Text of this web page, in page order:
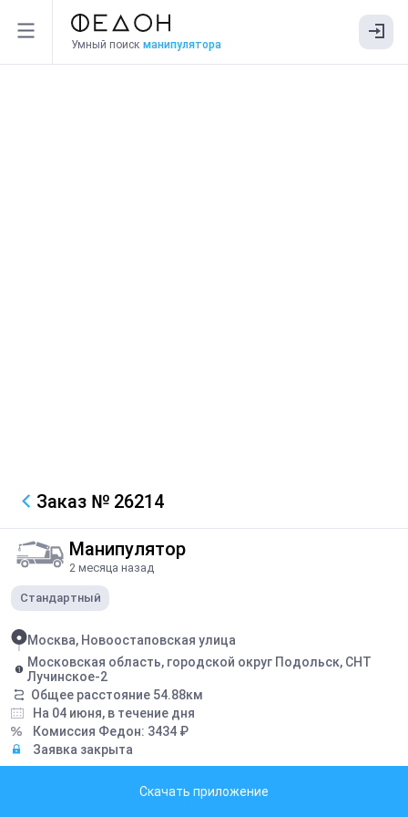
Умный поиск манипулятора
Заказ № 26214
Манипулятор
2 месяца назад
Стандартный
Москва, Новоостаповская улица
Московская область, городской округ Подольск, СНТ
Лучинское-2
Общее расстояние 54.88км
На 04 июня, в течение дня
Комиссия Федон: 3434 ₽
Заявка закрыта
Грузоподъемность борта:5 тонн
Скачать приложение